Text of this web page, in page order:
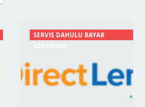
SERVIS DAHULU BAYAR